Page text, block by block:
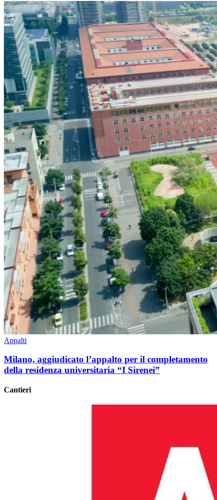
Appalti
Milano, aggiudicato l’appalto per il completamento
della residenza universitaria “I Sirenei”
Cantieri